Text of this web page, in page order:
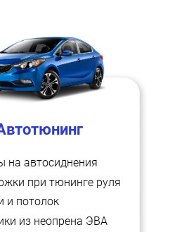
на автосиднения
при тюнинге руля
и потолок
из неопрена ЭВА